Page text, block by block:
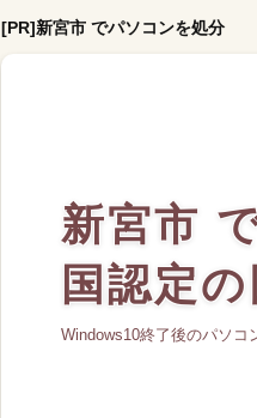
[PR]新宮市 でパソコンを処分
新宮市
国認定
Windows10終了後のパソコ